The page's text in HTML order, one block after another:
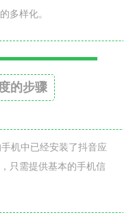
多样化。
的步骤
机中已经安装了抖音应
只需提供基本的手机信